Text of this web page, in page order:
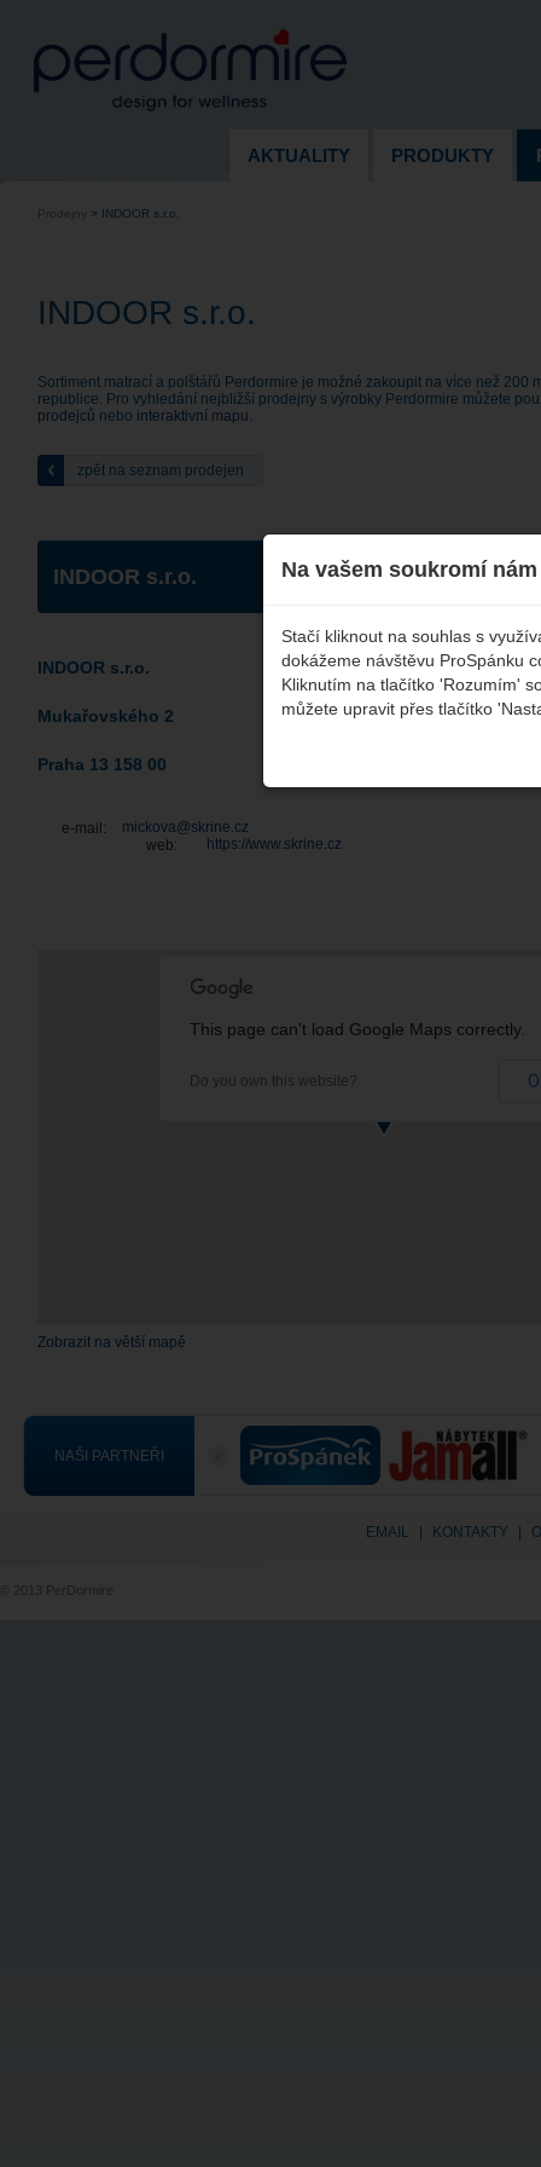
Na vašem soukromí
Stačí kliknout na souhlas s
dokážeme návštěvu ProSpánku
Kliknutím na tlačítko 'Rozumím'
můžete upravit přes tlačítko
AKTUALITY PRODUKTY
Prodejny > INDOOR s.r.o.
INDOOR s.r.o.
Sortiment matrací a polštářů Perdormire je možné zakoupit na více než 200
republice. Pro vyhledání nejbližší prodejny s výrobky Perdormire můžete
prodejců nebo interaktivní mapu.
zpět na seznam prodejen
INDOOR s.r.o.
INDOOR s.r.o.
Mukařovského 2
Praha 13 158 00
e-mail:
mickova@skrine.cz
web:
https://www.skrine.cz
This page can't load Google Maps correctly.
Do you own this website?
Zobrazit na větší mapě
NAŠI PARTNEŘI
EMAIL KONTAKTY
© 2013 PerDormire